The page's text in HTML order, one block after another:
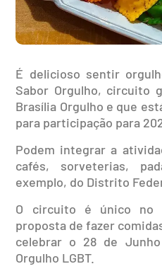
É delicioso sentir
Sabor Orgulho, circuito
Brasília Orgulho e que
para participação para
Podem integrar a
cafés, sorveterias,
exemplo, do Distrito
O circuito é único no
proposta de fazer
celebrar o 28 de
Orgulho LGBT.